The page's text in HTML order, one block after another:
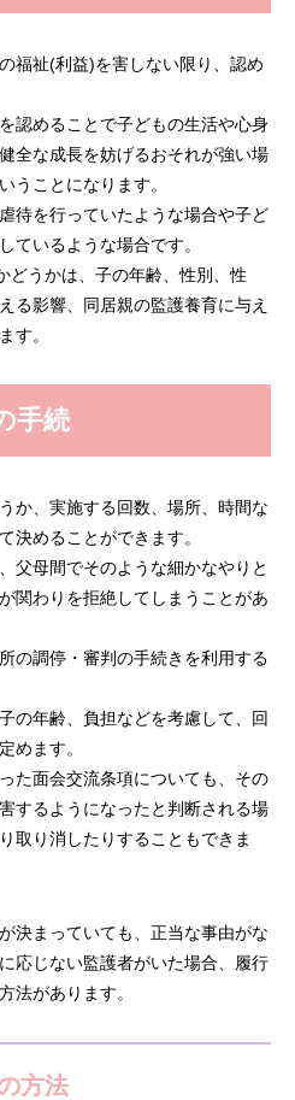
福祉(利益)を害しない限り、認め
認めることで子どもの生活や心身
全な成長を妨げるおそれが強い場
うことになります。
待を行っていたような場合や子ど
ているような場合です。
どうかは、子の年齢、性別、性
る影響、同居親の監護養育に与え
す。
手続
か、実施する回数、場所、時間な
決めることができます。
父母間でそのような細かなやりと
関わりを拒絶してしまうことがあ
の調停・審判の手続きを利用する
の年齢、負担などを考慮して、回
めます。
た面会交流条項についても、その
するようになったと判断される場
取り消したりすることもできま
決まっていても、正当な事由がな
応じない監護者がいた場合、履行
法があります。
方法